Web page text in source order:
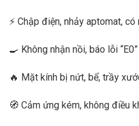
⚡ Chập điện, nhảy aptomat, có
🍳 Không nhận nồi, báo lỗi
🔥 Mặt kính bị nứt, bể, trầy
🧭 Cảm ứng kém, không điều